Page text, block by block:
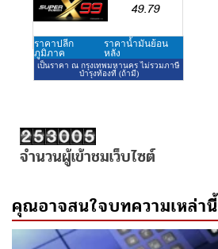
จำนวนผู้เข้าชมเว็บไซต์
คุณอาจสนใจบทความเหล่านี้